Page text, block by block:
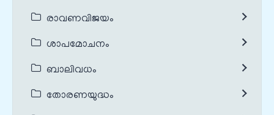
രാവണവിജയം
ശാപമോചനം
ബാലിവധം
തോരണയുദ്ധം